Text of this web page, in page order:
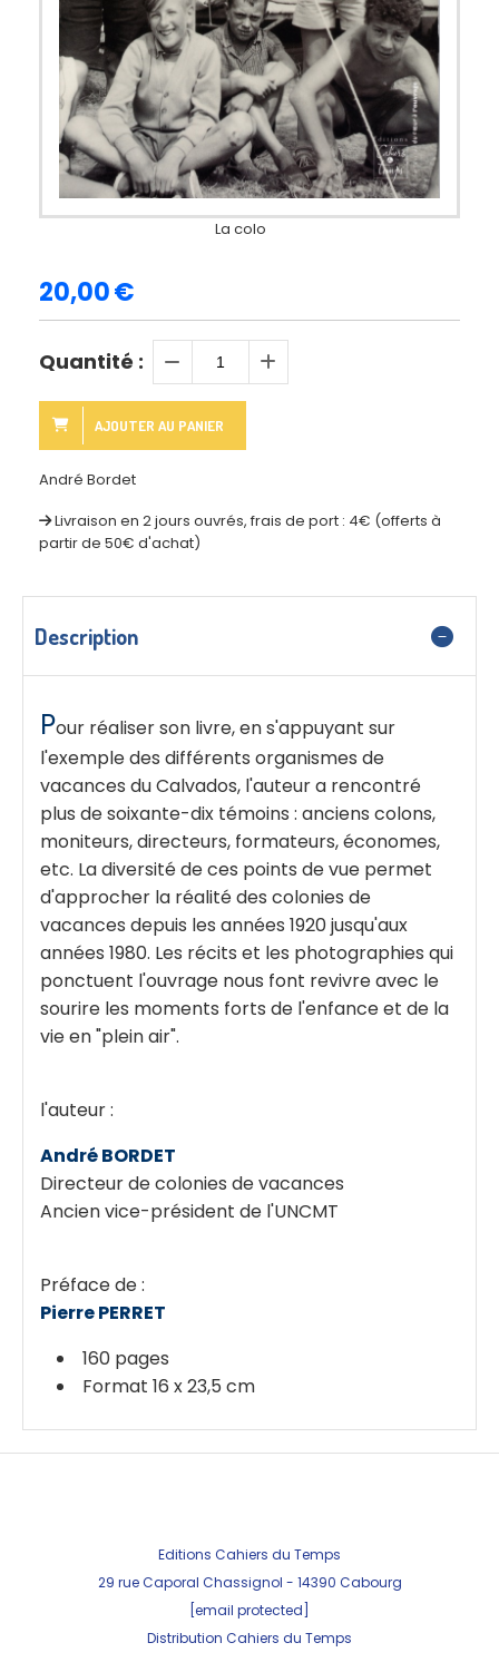
La colo
20,00€
Quantité :
AJOUTER AU PANIER
André Bordet
Livraison en 2 jours ouvrés, frais de port : 4€ (offerts à
partir de 50€ d'achat)
Description
Pour réaliser son livre, en s'appuyant sur
l'exemple des différents organismes de
vacances du Calvados, l'auteur a rencontré
plus de soixante-dix témoins : anciens colons,
moniteurs, directeurs, formateurs, économes,
etc. La diversité de ces points de vue permet
d'approcher la réalité des colonies de
vacances depuis les années 1920 jusqu'aux
années 1980. Les récits et les photographies qui
ponctuent l'ouvrage nous font revivre avec le
sourire les moments forts de l'enfance et de la
vie en "plein air".
l'auteur :
André BORDET
Directeur de colonies de vacances
Ancien vice-président de l'UNCMT
Préface de :
Pierre PERRET
160 pages
Format 16 x 23,5 cm
Editions Cahiers du Temps
29 rue Caporal Chassignol - 14390 Cabourg
[email protected]
Distribution Cahiers du Temps